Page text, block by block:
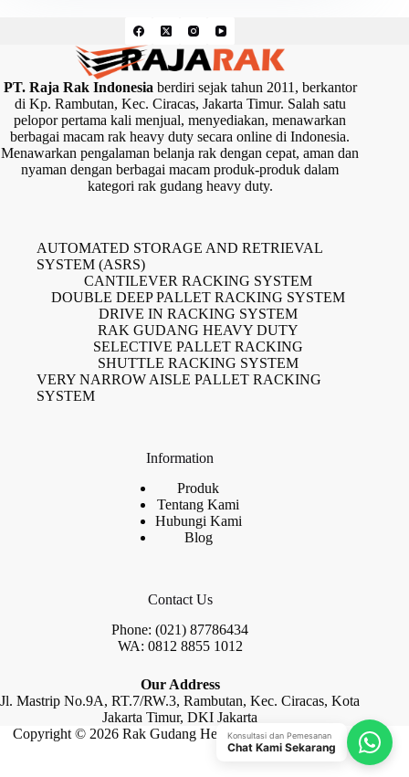
PT. Raja Rak Indonesiaberdiri sejak tahun 2011, berkantor
di Kp. Rambutan, Kec. Ciracas, Jakarta Timur. Salah satu
pelopor pertama kali menjual, menyediakan, menawarkan
berbagai macam rak heavy duty secara online di Indonesia.
Menawarkan pengalaman belanja rak dengan cepat, aman dan
nyaman dengan berbagai macam produk-produk dalam
kategori rak gudang heavy duty.
AUTOMATED STORAGE AND RETRIEVAL
SYSTEM (ASRS)
CANTILEVER RACKING SYSTEM
DOUBLE DEEP PALLET RACKING SYSTEM
DRIVE IN RACKING SYSTEM
RAK GUDANG HEAVY DUTY
SELECTIVE PALLET RACKING
SHUTTLE RACKING SYSTEM
VERY NARROW AISLE PALLET RACKING
SYSTEM
Information
Produk
Tentang Kami
Hubungi Kami
Blog
Contact Us
Phone: (021) 87786434
WA: 0812 8855 1012
Our Address
Jl. Mastrip No.9A, RT.7/RW.3, Rambutan, Kec. Ciracas, Kota
Jakarta Timur, DKI Jakarta
Copyright © 2026 Rak Gudang Heayy Duty by Raja Rak
Konsultasi dan Pemesanan
Chat Kami Sekarang